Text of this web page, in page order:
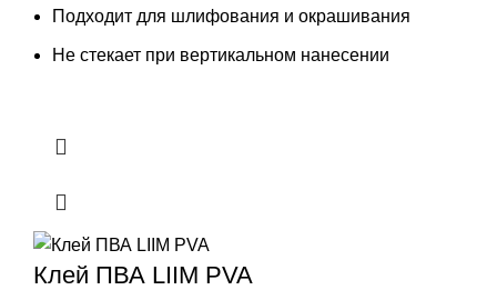
Подходит для шлифования и окрашивания
Не стекает при вертикальном нанесении
Клей ПВА LIIM PVA